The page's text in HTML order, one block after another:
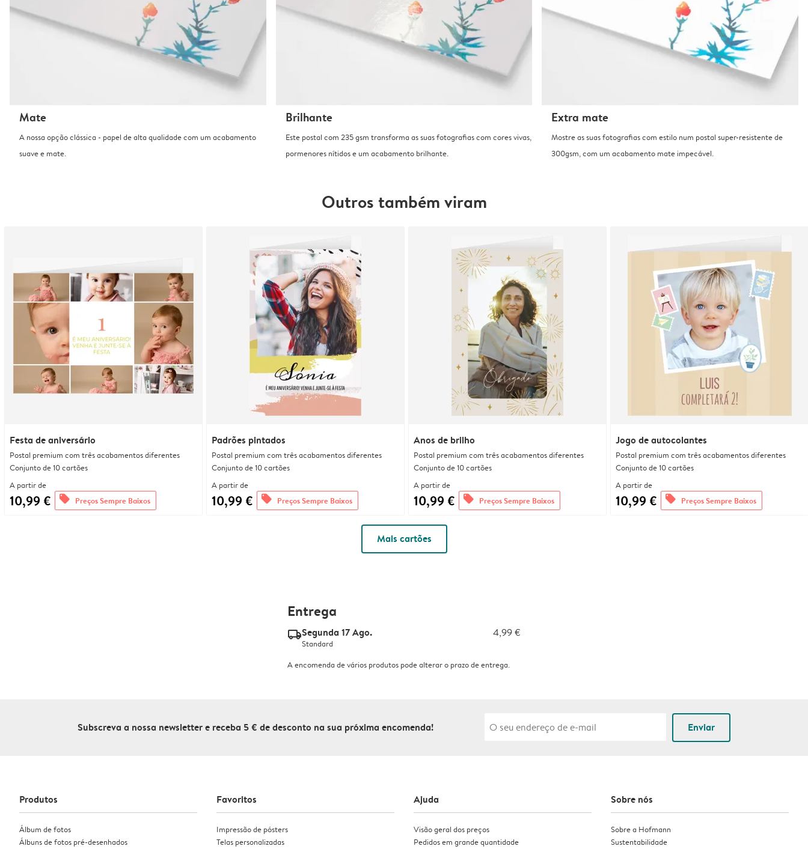
Mate
A nossa opção clássica - papel de alta qualidade com um acabamento
suave e mate.
Brilhante
Este postal com 235 gsm transforma as suas fotografias com cores vivas,
pormenores nítidos e um acabamento brilhante.
Extra mate
Mostre as suas fotografias com estilo num postal super-resistente de
300gsm, com um acabamento mate impecável.
Outros também viram
Festa de aniversário
Postal premium com três acabamentos diferentes
Conjunto de 10 cartões
A partir de
10,99 € offers Preços Sempre Baixos
Padrões pintados
Postal premium com três acabamentos diferentes
Conjunto de 10 cartões
A partir de
10,99 € offers Preços Sempre Baixos
Anos de brilho
Postal premium com três acabamentos diferentes
Conjunto de 10 cartões
A partir de
10,99 € offers Preços Sempre Baixos
Jogo de autocolantes
Postal premium com três acabamentos diferentes
Conjunto de 10 cartões
A partir de
10,99 € offers Preços Sempre Baixos
Mais cartões
Entrega
delivery_standard_v2Segunda 17 Ago. 4,99 €
Standard
A encomenda de vários produtos pode alterar o prazo de entrega.
Subscreva a nossa newsletter e receba 5 € de desconto na sua próxima encomenda! Enviar
Produtos
Álbum de fotos
Álbuns de fotos pré-desenhados
Favoritos
Impressão de pósters
Telas personalizadas
Ajuda
Visão geral dos preços
Pedidos em grande quantidade
Sobre nós
Sobre a Hofmann
Sustentabilidade